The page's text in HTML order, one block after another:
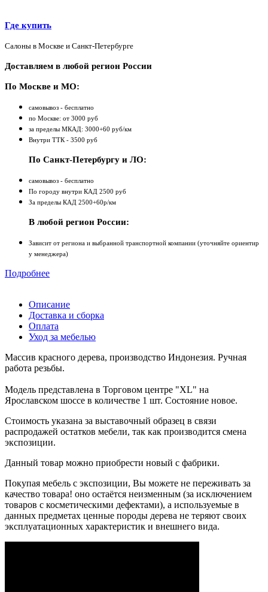
Где купить
Салоны в Москве и Санкт-Петербурге
Доставляем в любой регион России
По Москве и МО:
самовывоз - бесплатно
по Москве: от 3000 руб
за пределы МКАД: 3000+60 руб/км
Внутри ТТК - 3500 руб
По Санкт-Петербургу и ЛО:
самовывоз - бесплатно
По городу внутри КАД 2500 руб
За пределы КАД 2500+60р/км
В любой регион России:
Зависит от региона и выбранной транспортной компании (уточняйте ориентир
у менеджера)
Подробнее
Описание
Доставка и сборка
Оплата
Уход за мебелью
Массив красного дерева, производство Индонезия. Ручная
работа резьбы.
Модель представлена в Торговом центре "XL" на
Ярославском шоссе в количестве 1 шт. Состояние новое.
Стоимость указана за выставочный образец в связи
распродажей остатков мебели, так как производится смена
экспозиции.
Данный товар можно приобрести новый с фабрики.
Покупая мебель с экспозиции, Вы можете не переживать за
качество товара! оно остаётся неизменным (за исключением
товаров с косметическими дефектами), а используемые в
данных предметах ценные породы дерева не теряют своих
эксплуатационных характеристик и внешнего вида.